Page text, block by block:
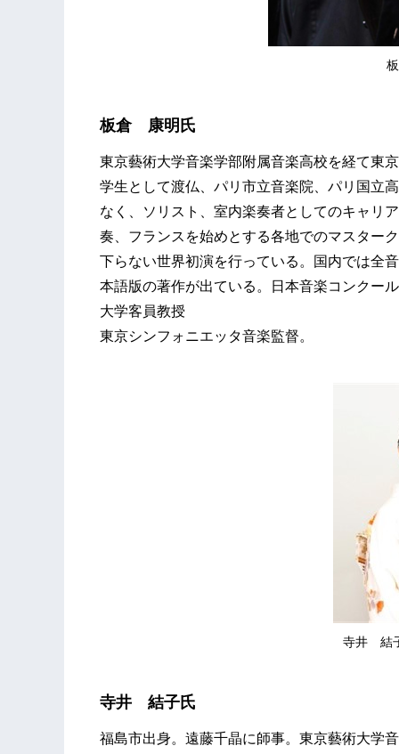
板倉 康明氏
東京藝術大学音楽学部附属音楽高校を経て東
学生として渡仏、パリ市立音楽院、パリ国立
なく、ソリスト、室内楽奏者としてのキャリ
奏、フランスを始めとする各地でのマスター
下らない世界初演を行っている。国内では全
本語版の著作が出ている。日本音楽コンクー
大学客員教授
東京シンフォニエッタ音楽監督。
寺井 結
寺井 結子氏
福島市出身。遠藤千晶に師事。東京藝術大学